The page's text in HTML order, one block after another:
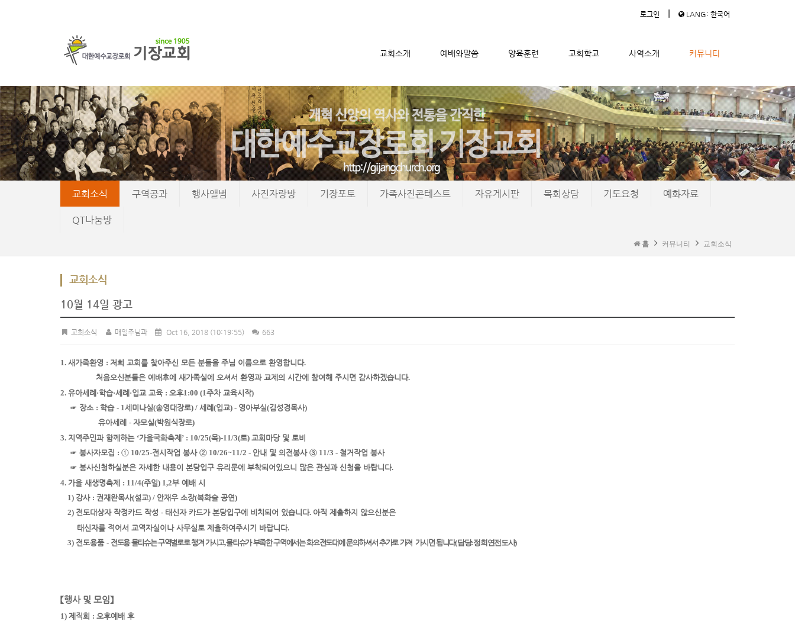
로그인 | LANG: 한국어
교회소개 예배와말씀 양육훈련 교회학교 사역소개 커뮤니티
메뉴 건너뛰기
교회소식 구역공과 행사앨범 사진자랑방 기장포토 가족사진콘테스트 자유게시판 목회상담 기도요청 예화자료
QT나눔방
홈 커뮤니티 교회소식
교회소식
10월 14일 광고
교회소식 매일주님과 Oct 16, 2018 (10:19:55) 663
1. 새가족환영 : 저희 교회를 찾아주신 모든 분들을 주님 이름으로 환영합니다.
처음오신분들은 예배후에 새가족실에 오셔서 환영과 교제의 시간에 참여해 주시면 감사하겠습니다.
2. 유아세례·학습·세례·입교 교육 : 오후1:00 (1주차 교육시작)
☞ 장소 : 학습 - 1세미나실(송영대장로) / 세례 (입교) - 영아부실(김성경목사)
유아세례 - 자모실(박원식장로)
3. 지역주민과 함께하는 ‘가을국화축제’ : 10/25(목)-11/3(토) 교회마당 및 로비
☞ 봉사자모집 : ① 10/25-전시작업 봉사 ② 10/26~11/2 - 안내 및 의전봉사 ③ 11/3 - 철거작업 봉사
☞ 봉사신청하실분은 자세한 내용이 본당입구 유리문에 부착되어있으니 많은 관심과 신청을 바랍니다.
4. 가을 새생명축제 : 11/4(주일) 1,2부 예배 시
1) 강사 : 권재완목사(설교) / 안재우 소장(복화술 공연)
2) 전도대상자 작정카드 작성 - 태신자 카드가 본당입구에 비치되어 있습니다. 아직 제출하지 않으신분은
태신자를 적어서 교역자실이나 사무실로 제출하여주시기 바랍니다.
3) 전도용품 - 전도용 물티슈는 구역별로로 챙겨 가시고,물티슈가 부족한 구역에서는 화요전도대에 문의하셔서 추가로 가져 가시면 됩니다(담당:정희연전도사)
【행사 및 모임】
1) 제직회 : 오후예배 후